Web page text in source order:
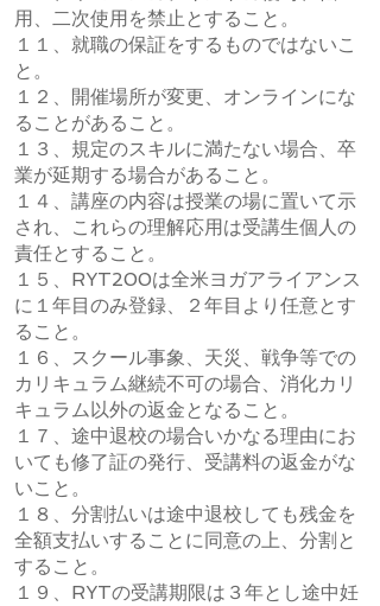
用、二次使用を禁止とすること。
１１、就職の保証をするものではないこ
と。
１２、開催場所が変更、オンラインにな
ることがあること。
１３、規定のスキルに満たない場合、卒
業が延期する場合があること。
１４、講座の内容は授業の場に置いて示
され、これらの理解応用は受講生個人の
責任とすること。
１５、RYT200は全米ヨガアライアンス
に１年目のみ登録、２年目より任意とす
ること。
１６、スクール事象、天災、戦争等での
カリキュラム継続不可の場合、消化カリ
キュラム以外の返金となること。
１７、途中退校の場合いかなる理由にお
いても修了証の発行、受講料の返金がな
いこと。
１８、分割払いは途中退校しても残金を
全額支払いすることに同意の上、分割と
すること。
１９、RYTの受講期限は３年とし途中妊